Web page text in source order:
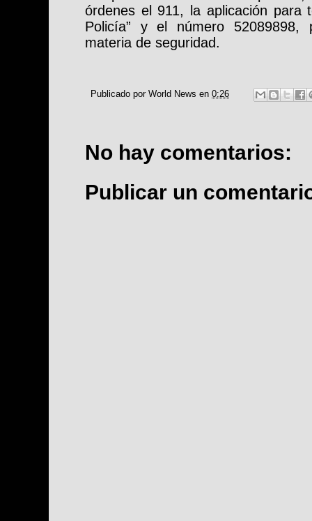
órdenes el 911, la aplicación para
Policía” y el número 52089898,
materia de seguridad.
Publicado por World News en 0:26
No hay comentarios:
Publicar un